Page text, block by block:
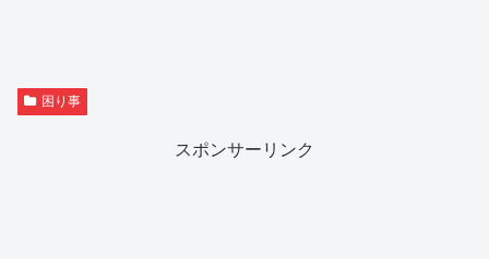
困り事
スポンサーリンク